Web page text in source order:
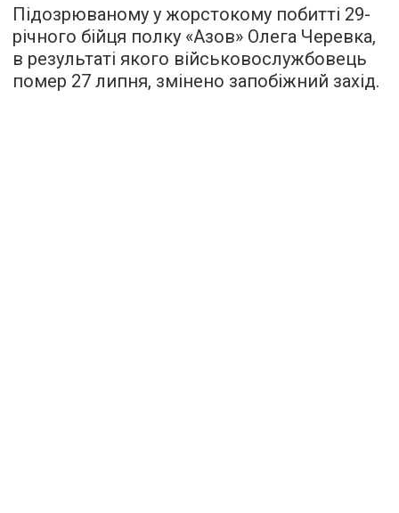
Підозрюваному у жорстокому побитті 29-
річного бійця полку «Азов» Олега Черевка,
в результаті якого військовослужбовець
помер 27 липня, змінено запобіжний захід.